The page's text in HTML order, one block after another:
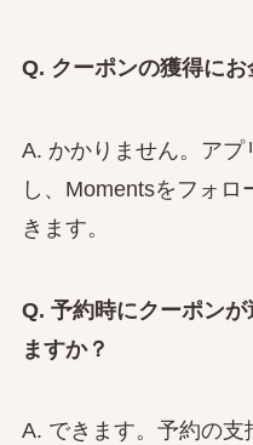
Q. クーポンの獲得にお
A. かかりません。ア
し、Momentsをフォ
きます。
Q. 予約時にクーポン
ますか？
A. できます。予約の支